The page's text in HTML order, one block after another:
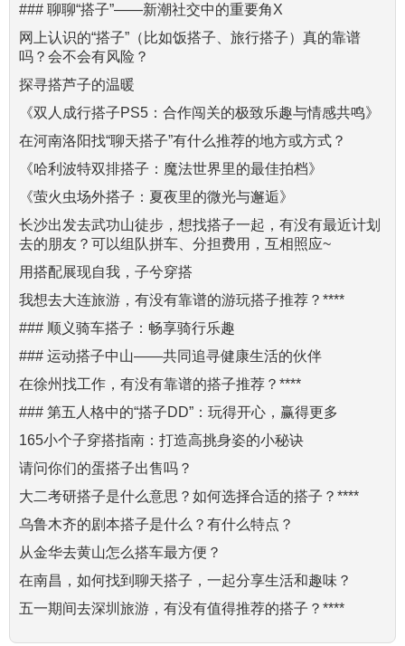
### 聊聊“搭子”——新潮社交中的重要角X
网上认识的“搭子”（比如饭搭子、旅行搭子）真的靠谱
吗？会不会有风险？
探寻搭芦子的温暖
《双人成行搭子PS5：合作闯关的极致乐趣与情感共鸣》
在河南洛阳找“聊天搭子”有什么推荐的地方或方式？
《哈利波特双排搭子：魔法世界里的最佳拍档》
《萤火虫场外搭子：夏夜里的微光与邂逅》
长沙出发去武功山徒步，想找搭子一起，有没有最近计划
去的朋友？可以组队拼车、分担费用，互相照应~
用搭配展现自我，子兮穿搭
我想去大连旅游，有没有靠谱的游玩搭子推荐？****
### 顺义骑车搭子：畅享骑行乐趣
### 运动搭子中山——共同追寻健康生活的伙伴
在徐州找工作，有没有靠谱的搭子推荐？****
### 第五人格中的“搭子DD”：玩得开心，赢得更多
165小个子穿搭指南：打造高挑身姿的小秘诀
请问你们的蛋搭子出售吗？
大二考研搭子是什么意思？如何选择合适的搭子？****
乌鲁木齐的剧本搭子是什么？有什么特点？
从金华去黄山怎么搭车最方便？
在南昌，如何找到聊天搭子，一起分享生活和趣味？
五一期间去深圳旅游，有没有值得推荐的搭子？****